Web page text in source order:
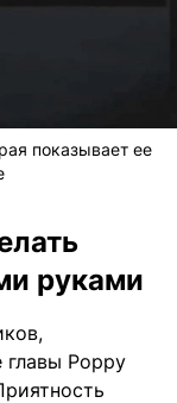
показывает ее
руками
Poppy